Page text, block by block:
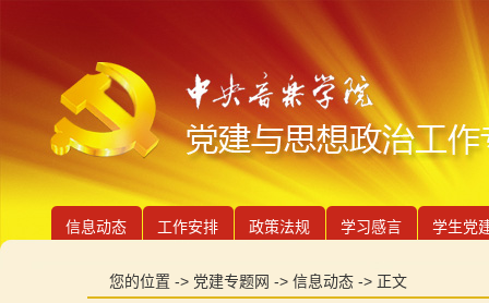
信息动态 工作安排 政策法规 学习感言 学生党
您的位置 -> 党建专题网 -> 信息动态 -> 正文